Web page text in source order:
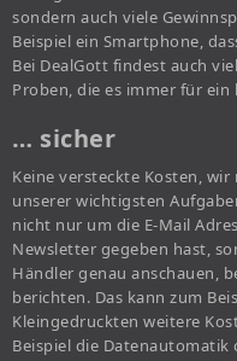
sondern auch viele
Beispiel ein Smartphone,
Bei DealGott findest auch
Proben, die es immer für
… sicher
Keine versteckte Kosten,
unserer wichtigsten
nicht nur um die E-Mail
Newsletter gegeben hast,
Händler genau anschauen,
berichten. Das kann zum
Kleingedruckten weitere
Beispiel die